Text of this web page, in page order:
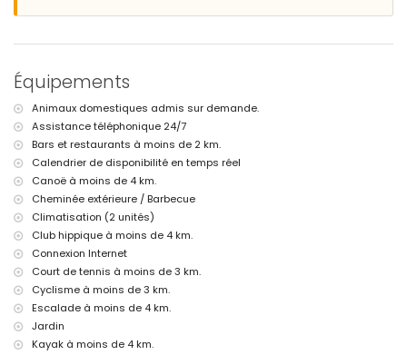
plage la plus proche : Cala Moraig (à moins de 4 kilomètres de la
parc le plus proche : Paseo Senillar (à moins de 5 kilomètres de la
villa)
aéroport le plus proche : Alicante (à moins de 100 kilomètres de la
villa)
deuxième aéroport le plus proche : Valence (à plus de 100
kilomètres)
transports publics à proximité : bus à 3 kilomètres
veuillez consulter si les animaux domestiques sont autorisés
L'hébergement est très adapté aux familles avec enfants
Équipements et services inclus dans le prix de location de la villa
internet (WiFi)
fer et planche à repasser
linge de lit et serviettes
service de réception et service d'urgence 24 heures sur 24
Équipements et services avec coût supplémentaire
Équipements
Animaux domestiques admis sur demande.
Assistance téléphonique 24/7
Bars et restaurants à moins de 2 km.
Calendrier de disponibilité en temps réel
Canoë à moins de 4 km.
Cheminée extérieure / Barbecue
Climatisation (2 unités)
Club hippique à moins de 4 km.
Connexion Internet
Court de tennis à moins de 3 km.
Cyclisme à moins de 3 km.
Escalade à moins de 4 km.
Jardin
Kayak à moins de 4 km.